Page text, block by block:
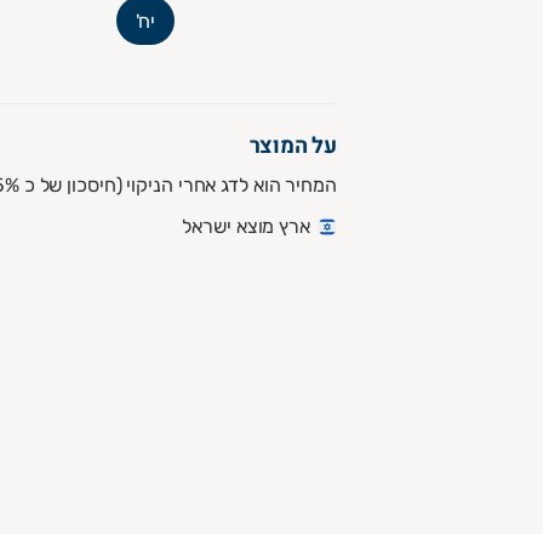
יח'
על המוצר
המחיר הוא לדג אחרי הניקוי (חיסכון של כ 25%)
ארץ מוצא ישראל